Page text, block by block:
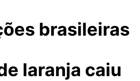
brasileiras
laranja caiu